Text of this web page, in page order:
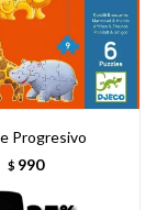
Progresivo
$ 990